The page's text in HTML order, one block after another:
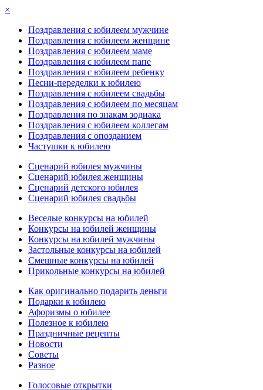
×
Поздравления с юбилеем мужчине
Поздравления с юбилеем женщине
Поздравления с юбилеем маме
Поздравления с юбилеем папе
Поздравления с юбилеем ребенку
Песни-переделки к юбилею
Поздравления с юбилеем свадьбы
Поздравления с юбилеем по месяцам
Поздравления по знакам зодиака
Поздравления с юбилеем коллегам
Поздравления с опозданием
Частушки к юбилею
Сценарий юбилея мужчины
Сценарий юбилея женщины
Сценарий детского юбилея
Сценарий юбилея свадьбы
Веселые конкурсы на юбилей
Конкурсы на юбилей женщины
Конкурсы на юбилей мужчины
Застольные конкурсы на юбилей
Смешные конкурсы на юбилей
Прикольные конкурсы на юбилей
Как оригинально подарить деньги
Подарки к юбилею
Афоризмы о юбилее
Полезное к юбилею
Праздничные рецепты
Новости
Советы
Разное
Голосовые открытки